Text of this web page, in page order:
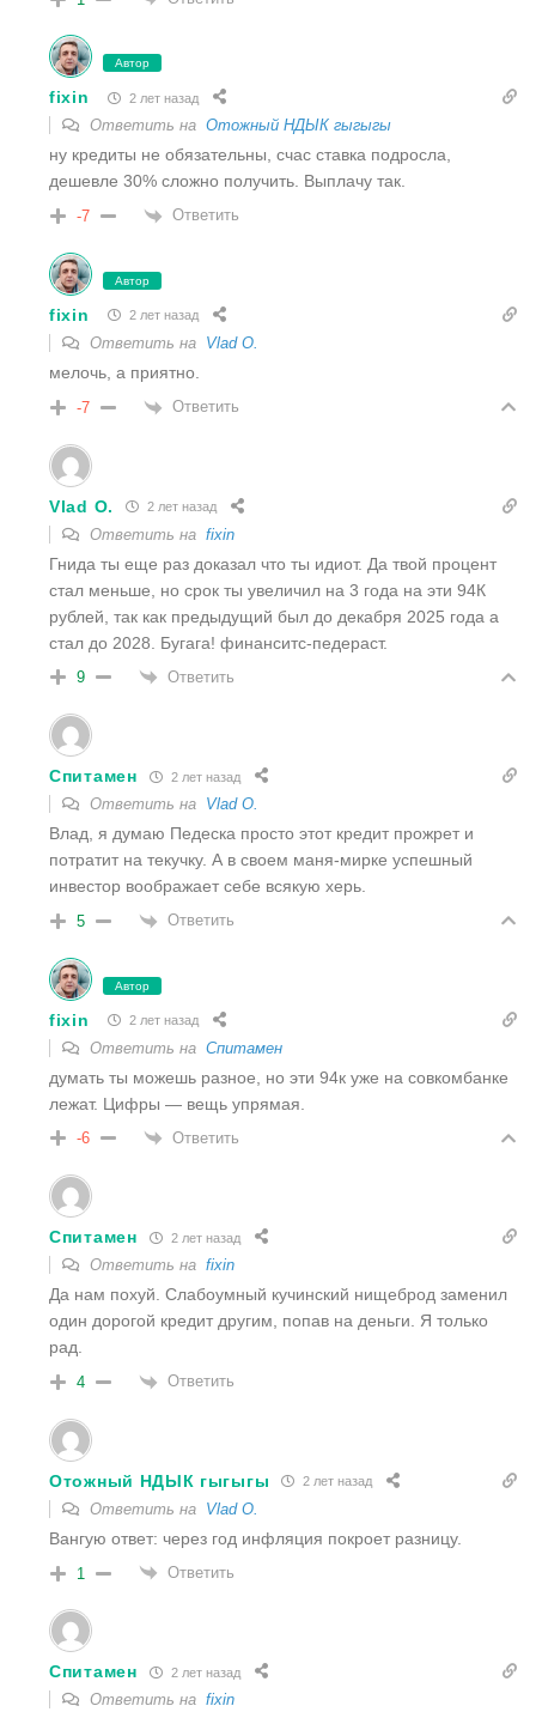
Автор
fixin 2 лет назад
Ответить на Отожный НДЫК гыгыгы
ну кредиты не обязательны, счас ставка подросла,
дешевле 30% сложно получить. Выплачу так.
-7 Ответить
Автор
fixin 2 лет назад
Ответить на Vlad O.
мелочь, а приятно.
-7 Ответить
Vlad O. 2 лет назад
Ответить на fixin
Гнида ты еще раз доказал что ты идиот. Да твой процент
стал меньше, но срок ты увеличил на 3 года на эти 94К
рублей, так как предыдущий был до декабря 2025 года а
стал до 2028. Бугага! финанситс-педераст.
9 Ответить
Спитамен 2 лет назад
Ответить на Vlad O.
Влад, я думаю Педеска просто этот кредит прожрет и
потратит на текучку. А в своем маня-мирке успешный
инвестор воображает себе всякую херь.
5 Ответить
Автор
fixin 2 лет назад
Ответить на Спитамен
думать ты можешь разное, но эти 94к уже на совкомбанке
лежат. Цифры — вещь упрямая.
-6 Ответить
Спитамен 2 лет назад
Ответить на fixin
Да нам похуй. Слабоумный кучинский нищеброд заменил
один дорогой кредит другим, попав на деньги. Я только
рад.
4 Ответить
Отожный НДЫК гыгыгы 2 лет назад
Ответить на Vlad O.
Вангую ответ: через год инфляция покроет разницу.
1 Ответить
Спитамен 2 лет назад
Ответить на fixin